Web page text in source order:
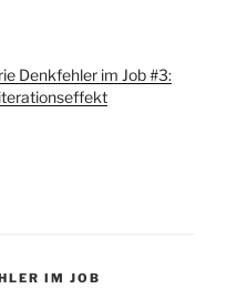
Denkfehler im Job #3:
IM JOB